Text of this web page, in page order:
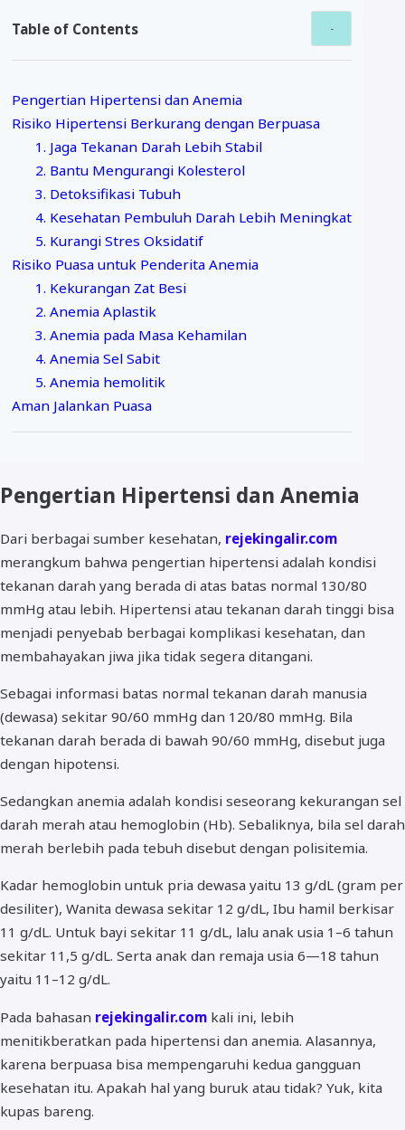
Table of Contents
Pengertian Hipertensi dan Anemia
Risiko Hipertensi Berkurang dengan Berpuasa
1. Jaga Tekanan Darah Lebih Stabil
2. Bantu Mengurangi Kolesterol
3. Detoksifikasi Tubuh
4. Kesehatan Pembuluh Darah Lebih Meningkat
5. Kurangi Stres Oksidatif
Risiko Puasa untuk Penderita Anemia
1. Kekurangan Zat Besi
2. Anemia Aplastik
3. Anemia pada Masa Kehamilan
4. Anemia Sel Sabit
5. Anemia hemolitik
Aman Jalankan Puasa
Pengertian Hipertensi dan Anemia
Dari berbagai sumber kesehatan, rejekingalir.com
merangkum bahwa pengertian hipertensi adalah kondisi
tekanan darah yang berada di atas batas normal 130/80
mmHg atau lebih. Hipertensi atau tekanan darah tinggi bisa
menjadi penyebab berbagai komplikasi kesehatan, dan
membahayakan jiwa jika tidak segera ditangani.
Sebagai informasi batas normal tekanan darah manusia
(dewasa) sekitar 90/60 mmHg dan 120/80 mmHg. Bila
tekanan darah berada di bawah 90/60 mmHg, disebut juga
dengan hipotensi.
Sedangkan anemia adalah kondisi seseorang kekurangan sel
darah merah atau hemoglobin (Hb). Sebaliknya, bila sel darah
merah berlebih pada tebuh disebut dengan polisitemia.
Kadar hemoglobin untuk pria dewasa yaitu 13 g/dL (gram per
desiliter), Wanita dewasa sekitar 12 g/dL, Ibu hamil berkisar
11 g/dL. Untuk bayi sekitar 11 g/dL, lalu anak usia 1–6 tahun
sekitar 11,5 g/dL. Serta anak dan remaja usia 6—18 tahun
yaitu 11–12 g/dL.
Pada bahasan rejekingalir.com kali ini, lebih
menitikberatkan pada hipertensi dan anemia. Alasannya,
karena berpuasa bisa mempengaruhi kedua gangguan
kesehatan itu. Apakah hal yang buruk atau tidak? Yuk, kita
kupas bareng.